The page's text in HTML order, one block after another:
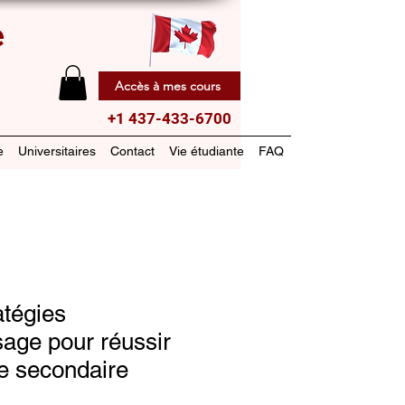
Accès à mes cours
+1 437-433-6700
Universitaires Contact Vie étudiante FAQ
pour réussir
secondaire